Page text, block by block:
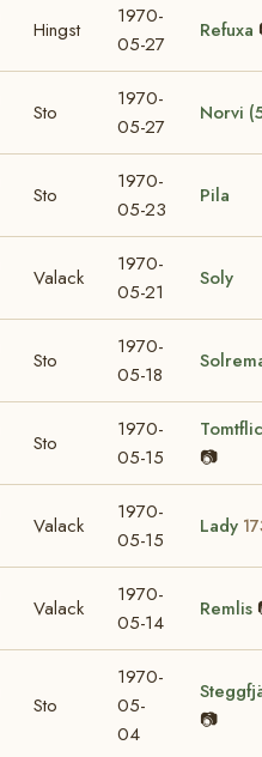
Hingst
1970-
05-27
Refuxa
Sto
1970-
05-27
Norvi
Sto
1970-
05-23
Pila
Valack
1970-
05-21
Soly
Sto
1970-
05-18
Sto
1970-
05-15
📷
Valack
1970-
05-15
Lady
Valack
1970-
05-14
Remlis
Sto
1970-
05-
04
📷